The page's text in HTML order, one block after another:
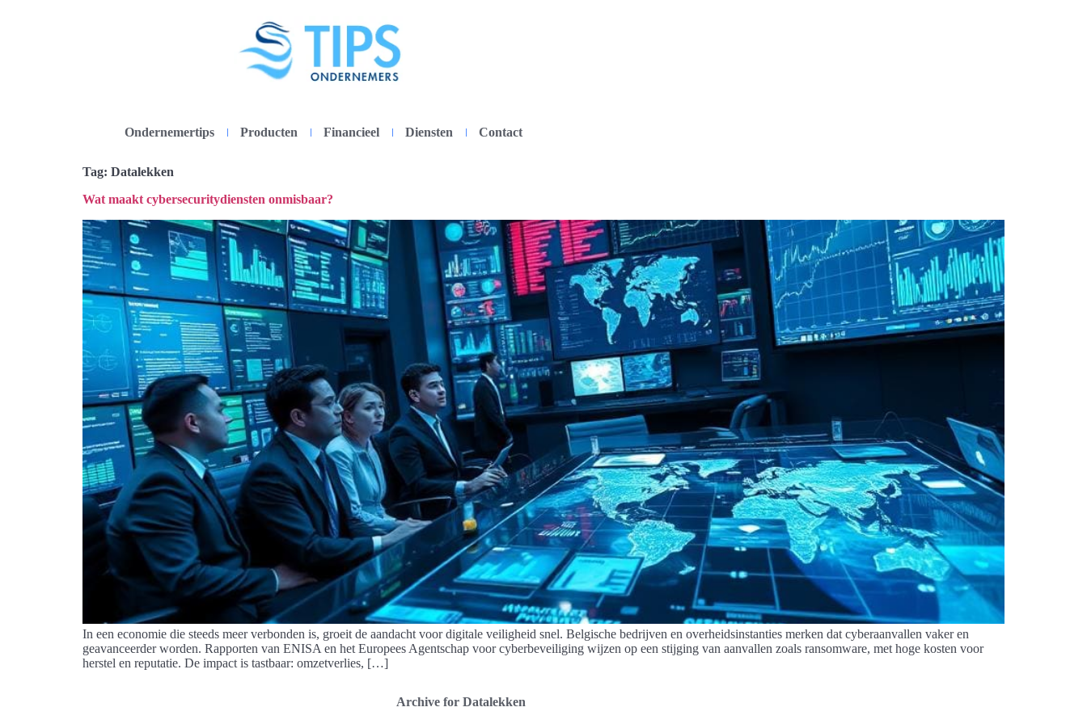
Ondernemertips Producten Financieel Diensten Contact
Tag: Datalekken
Wat maakt cybersecuritydiensten onmisbaar?
In een economie die steeds meer verbonden is, groeit de aandacht voor digitale veiligheid snel. Belgische bedrijven en overheidsinstanties merken dat cyberaanvallen vaker en
geavanceerder worden. Rapporten van ENISA en het Europees Agentschap voor cyberbeveiliging wijzen op een stijging van aanvallen zoals ransomware, met hoge kosten voor
herstel en reputatie. De impact is tastbaar: omzetverlies, […]
Archive for Datalekken